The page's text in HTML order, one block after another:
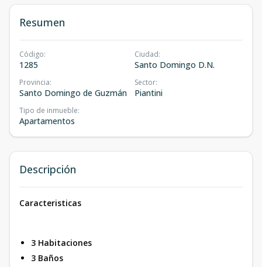
Resumen
Código:
1285
Ciudad:
Santo Domingo D.N.
Provincia:
Santo Domingo de Guzmán
Sector:
Piantini
Tipo de inmueble:
Apartamentos
Descripción
Caracteristicas
3 Habitaciones
3 Baños